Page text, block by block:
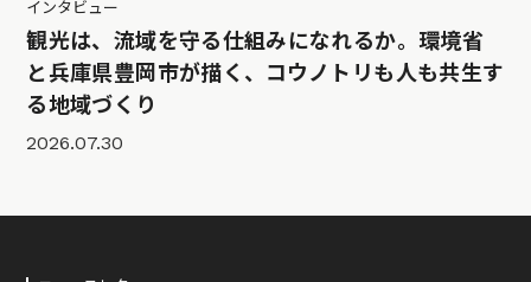
インタビュー
観光は、流域を守る仕組みになれるか。環境省
と兵庫県豊岡市が描く、コウノトリも人も共生す
る地域づくり
2026.07.30